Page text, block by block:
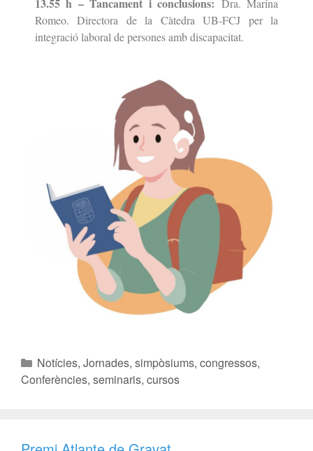
13.55 h – Tancament i conclusions: Dra. Marina
Romeo. Directora de la Càtedra UB-FCJ per la
integració laboral de persones amb discapacitat.
Notícies, Jornades, simpòsiums, congressos,
Conferències, seminaris, cursos